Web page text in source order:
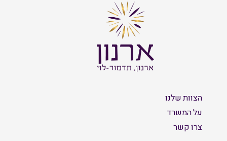
הצוות שלנו
על המשרד
צרו קשר